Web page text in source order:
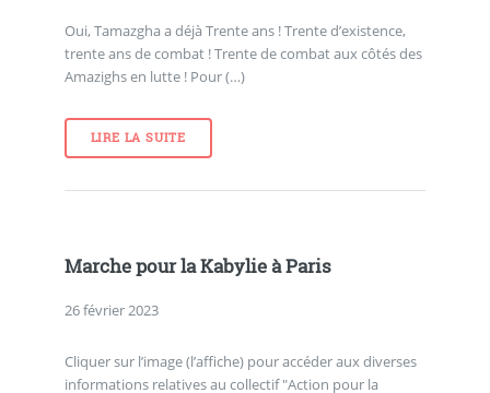
Oui, Tamazgha a déjà Trente ans ! Trente d’existence,
trente ans de combat ! Trente de combat aux côtés des
Amazighs en lutte ! Pour (…)
LIRE LA SUITE
Marche pour la Kabylie à Paris
26 février 2023
Cliquer sur l’image (l’affiche) pour accéder aux diverses
informations relatives au collectif "Action pour la